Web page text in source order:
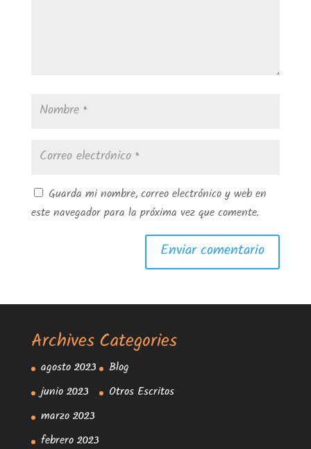
Guarda mi nombre, correo electrónico y web en
este navegador para la próxima vez que comente.
Archives
agosto 2023
junio 2023
marzo 2023
febrero 2023
Categories
Blog
Otros Escritos